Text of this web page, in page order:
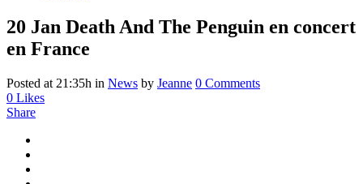
20 Jan Death And The Penguin en concert
en France
Posted at 21:35h in News by Jeanne 0 Comments
0 Likes
Share